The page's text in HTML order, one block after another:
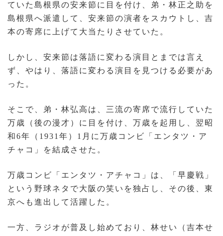
ていた島根県の安来節に目を付け、弟・林正之助を
島根県へ派遣して、安来節の演者をスカウトし、吉
本の寄席に上げて大当たりさせていた。
しかし、安来節は落語に変わる演目とまでは言え
ず、やはり、落語に変わる演目を見つける必要があ
った。
そこで、弟・林弘高は、三流の寄席で流行していた
万歳（後の漫才）に目を付け、万歳を起用し、翌昭
和6年（1931年）1月に万歳コンビ「エンタツ・ア
チャコ」を結成させた。
万歳コンビ「エンタツ・アチャコ」は、「早慶戦」
という野球ネタで大阪の笑いを独占し、その後、東
京へも進出して活躍した。
一方、ラジオが普及し始めており、林せい（吉本せ